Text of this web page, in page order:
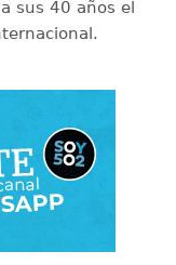
sus 40 años el